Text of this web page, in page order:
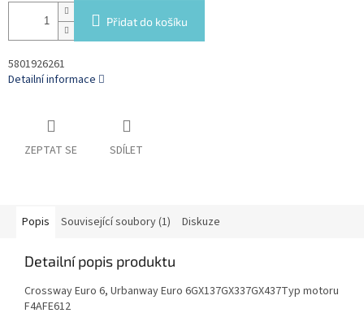
Přidat do košíku
5801926261
Detailní informace
ZEPTAT SE SDÍLET
Popis Související soubory (1) Diskuze
Detailní popis produktu
Crossway Euro 6, Urbanway Euro 6GX137GX337GX437Typ motoru
F4AFE612